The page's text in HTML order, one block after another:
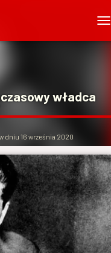
R
W
I
G
A
C
J
Ę
władca
dniu 16 września 2020